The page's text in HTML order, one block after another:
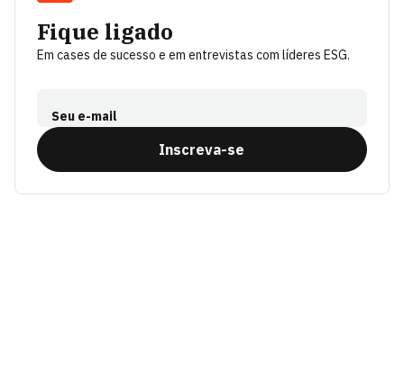
Fique ligado
Em cases de sucesso e em entrevistas com líderes ESG.
Seu e-mail
Inscreva-se